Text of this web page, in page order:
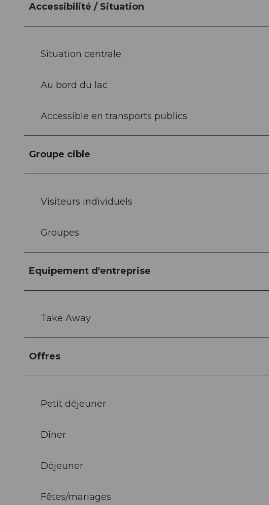
Accessibilité / Situation
Situation centrale
Au bord du lac
Accessible en transports publics
Groupe cible
Visiteurs individuels
Groupes
Equipement d'entreprise
Take Away
Offres
Petit déjeuner
Dîner
Déjeuner
Fêtes/mariages